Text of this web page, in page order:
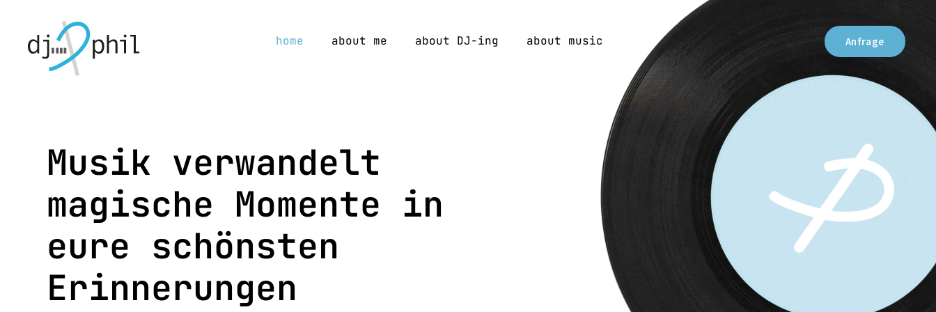
home about me about DJ-ing about music Anfrage
Musik verwandelt
magische Momente in
eure schönsten
Erinnerungen